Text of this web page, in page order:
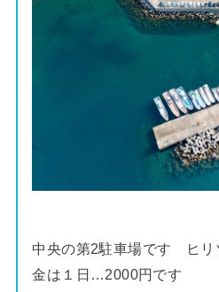
中央の第2駐車場です ヒリ
金は１日…2000円です